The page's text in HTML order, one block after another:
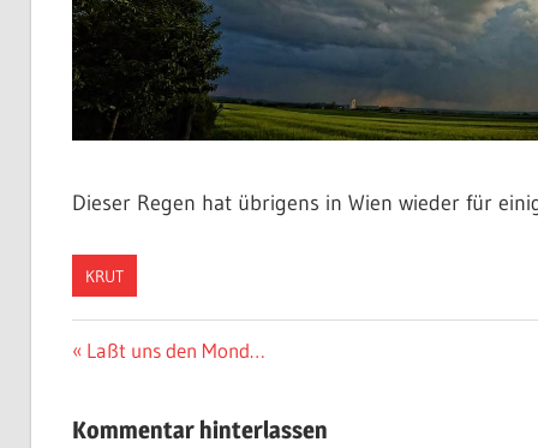
Dieser Regen hat übrigens in Wien wieder für
KRUT
Beitragsnavigation
Vorheriger
Laßt uns den Mond…
Kommentar hinterlassen